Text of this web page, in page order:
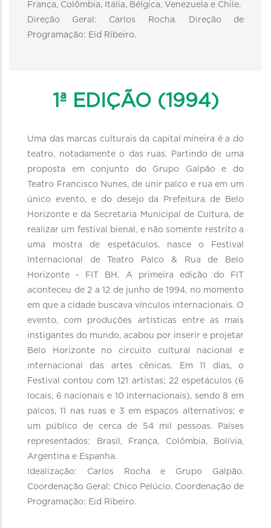
França, Colômbia, Itália, Bélgica, Venezuela e Chile.
Direção Geral: Carlos Rocha. Direção de
Programação: Eid Ribeiro.
1ª EDIÇÃO (1994)
Uma das marcas culturais da capital mineira é a do
teatro, notadamente o das ruas. Partindo de uma
proposta em conjunto do Grupo Galpão e do
Teatro Francisco Nunes, de unir palco e rua em um
único evento, e do desejo da Prefeitura de Belo
Horizonte e da Secretaria Municipal de Cultura, de
realizar um festival bienal, e não somente restrito a
uma mostra de espetáculos, nasce o Festival
Internacional de Teatro Palco & Rua de Belo
Horizonte - FIT BH. A primeira edição do FIT
aconteceu de 2 a 12 de junho de 1994, no momento
em que a cidade buscava vínculos internacionais. O
evento, com produções artísticas entre as mais
instigantes do mundo, acabou por inserir e projetar
Belo Horizonte no circuito cultural nacional e
internacional das artes cênicas. Em 11 dias, o
Festival contou com 121 artistas; 22 espetáculos (6
locais, 6 nacionais e 10 internacionais), sendo 8 em
palcos, 11 nas ruas e 3 em espaços alternativos; e
um público de cerca de 54 mil pessoas. Países
representados: Brasil, França, Colômbia, Bolívia,
Argentina e Espanha.
Idealização: Carlos Rocha e Grupo Galpão.
Coordenação Geral: Chico Pelúcio. Coordenação de
Programação: Eid Ribeiro.